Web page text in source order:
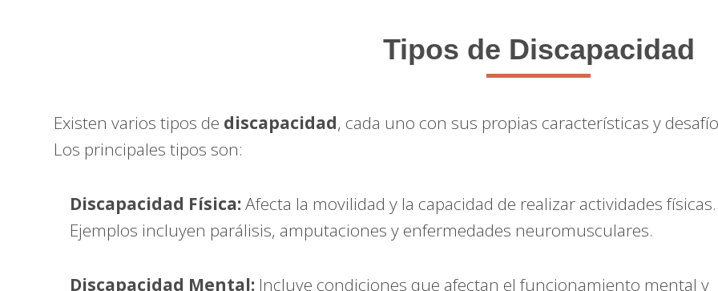
Tipos de Discapacidad
Existen varios tipos de discapacidad, cada uno con sus propias características y
Los principales tipos son:
Discapacidad Física:Afecta la movilidad y la capacidad de realizar actividades físicas.
Ejemplos incluyen parálisis, amputaciones y enfermedades neuromusculares.
Discapacidad Mental: Incluye condiciones que afectan el funcionamiento mental y